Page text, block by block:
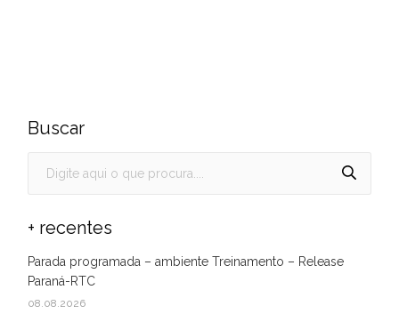
Buscar
+ recentes
Parada programada – ambiente Treinamento – Release
Paraná-RTC
08.08.2026